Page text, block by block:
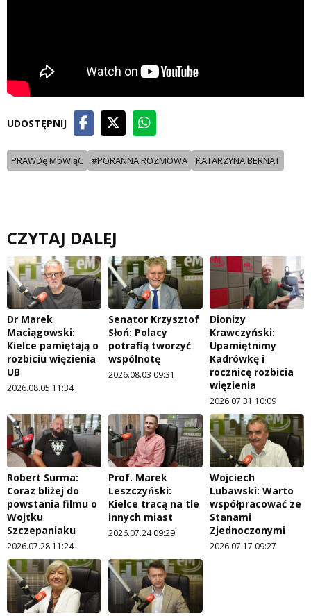
UDOSTĘPNIJ
PRAWDę MóWIąC #PORANNA ROZMOWA KATARZYNA BERNAT
CZYTAJ DALEJ
Dr Marek
Maciągowski:
Kielce pamiętają o
rozbiciu więzienia
UB
2026.08.05 11:34
Senator Krzysztof
Słoń: Polacy
potrafią tworzyć
wspólnotę
2026.08.03 09:31
Dionizy
Krawczyński:
Upamiętnimy
Kadrówkę i
rocznicę rozbicia
więzienia
2026.07.31 10:09
Robert Surma:
Coraz bliżej do
powstania filmu o
Wojtku
Szczepaniaku
2026.07.28 11:24
Prof. Marek
Leszczyński:
Kielce tracą na tle
innych miast
2026.07.24 09:29
Wojciech
Lubawski: Warto
współpracować ze
Stanami
Zjednoczonymi
2026.07.17 09:27